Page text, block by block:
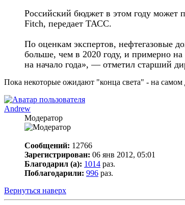
Российский бюджет в этом году может
Fitch, передает ТАСС.
По оценкам экспертов, нефтегазовые
больше, чем в 2020 году, и примерно
на начало года», — отметил старший
Пока некоторые ожидают "конца света" - на самом
Andrew
Модератор
Сообщений: 12766
Зарегистрирован: 06 янв 2012, 05:01
Благодарил (а): 1014 раз.
Поблагодарили: 996 раз.
Вернуться наверх